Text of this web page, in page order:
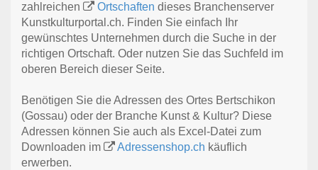
zahlreichen
Ortschaften dieses Branchenserver
Kunstkulturportal.ch. Finden Sie einfach Ihr
gewünschtes Unternehmen durch die Suche in der
richtigen Ortschaft. Oder nutzen Sie das Suchfeld im
oberen Bereich dieser Seite.
Benötigen Sie die Adressen des Ortes Bertschikon
(Gossau) oder der Branche Kunst & Kultur? Diese
Adressen können Sie auch als Excel-Datei zum
Downloaden im
Adressenshop.ch käuflich
erwerben.